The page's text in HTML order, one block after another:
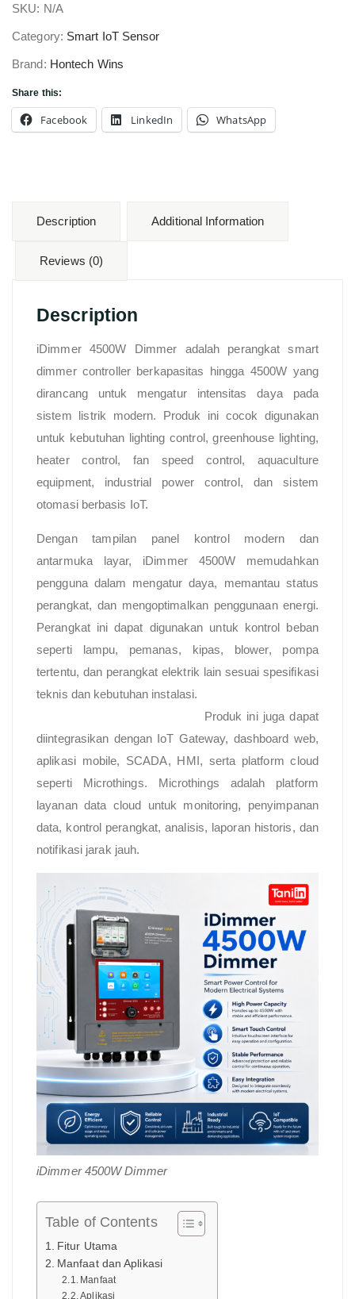
SKU: N/A
Category: Smart IoT Sensor
Brand: Hontech Wins
Share this:
Facebook LinkedIn WhatsApp
Description Additional Information
Reviews (0)
Description
iDimmer 4500W Dimmer adalah perangkat smart
dimmer controller berkapasitas hingga 4500W yang
dirancang untuk mengatur intensitas daya pada
sistem listrik modern. Produk ini cocok digunakan
untuk kebutuhan lighting control, greenhouse lighting,
heater control, fan speed control, aquaculture
equipment, industrial power control, dan sistem
otomasi berbasis IoT.
Dengan tampilan panel kontrol modern dan
antarmuka layar, iDimmer 4500W memudahkan
pengguna dalam mengatur daya, memantau status
perangkat, dan mengoptimalkan penggunaan energi.
Perangkat ini dapat digunakan untuk kontrol beban
seperti lampu, pemanas, kipas, blower, pompa
tertentu, dan perangkat elektrik lain sesuai spesifikasi
teknis dan kebutuhan instalasi.
Produk ini juga dapat
diintegrasikan dengan IoT Gateway, dashboard web,
aplikasi mobile, SCADA, HMI, serta platform cloud
seperti Microthings. Microthings adalah platform
layanan data cloud untuk monitoring, penyimpanan
data, kontrol perangkat, analisis, laporan historis, dan
notifikasi jarak jauh.
iDimmer 4500W Dimmer
Table of Contents
Fitur Utama
Manfaat dan Aplikasi
Manfaat
Aplikasi